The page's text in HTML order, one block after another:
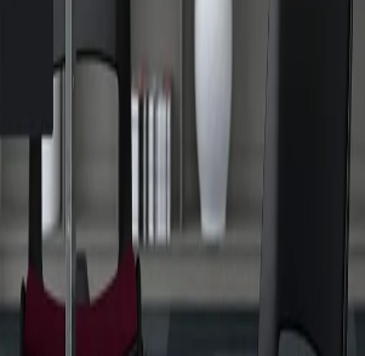
Разнос
Услугата е пожелателна. Включва
поръчката в сградата и качването ѝ до
определен от получателя етаж. Ако
не бъде избрана, поръчката ще бъде
доставена до входа на сградата.
Монтаж
Услугата е пожелателна. Включва
монтирането на артикула на адреса за
доставка. Монтажът се извършва по
и може да не се изпълнява в деня за